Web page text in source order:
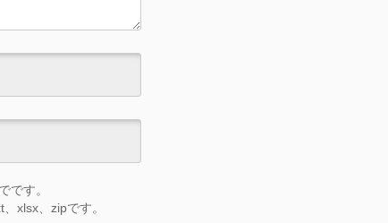
です。
xlsx、zipです。